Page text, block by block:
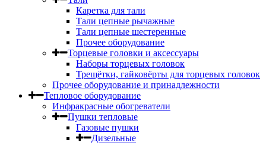
Каретка для тали
Тали цепные рычажные
Тали цепные шестеренные
Прочее оборудование
Торцевые головки и аксессуары
Наборы торцевых головок
Трещётки, гайковёрты для торцевых головок
Прочее оборудование и принадлежности
Тепловое оборудование
Инфракрасные обогреватели
Пушки тепловые
Газовые пушки
Дизельные